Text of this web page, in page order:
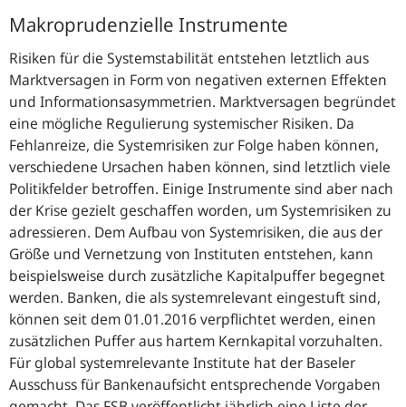
Makroprudenzielle Instrumente
Risiken für die Systemstabilität entstehen letztlich aus
Marktversagen in Form von negativen externen Effekten
und Informationsasymmetrien. Marktversagen begründet
eine mögliche Regulierung systemischer Risiken. Da
Fehlanreize, die Systemrisiken zur Folge haben können,
verschiedene Ursachen haben können, sind letztlich viele
Politikfelder betroffen. Einige Instrumente sind aber nach
der Krise gezielt geschaffen worden, um Systemrisiken zu
adressieren. Dem Aufbau von Systemrisiken, die aus der
Größe und Vernetzung von Instituten entstehen, kann
beispielsweise durch zusätzliche Kapitalpuffer begegnet
werden. Banken, die als systemrelevant eingestuft sind,
können seit dem 01.01.2016 verpflichtet werden, einen
zusätzlichen Puffer aus hartem Kernkapital vorzuhalten.
Für global systemrelevante Institute hat der Baseler
Ausschuss für Bankenaufsicht entsprechende Vorgaben